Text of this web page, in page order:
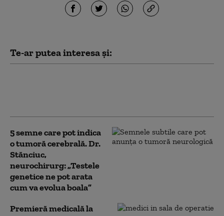
Te-ar putea interesa și:
5 semne care pot indica
o tumoră cerebrală. Dr.
Stănciuc,
neurochirurg: „Testele
genetice ne pot arata
cum va evolua boala”
Premieră medicală la